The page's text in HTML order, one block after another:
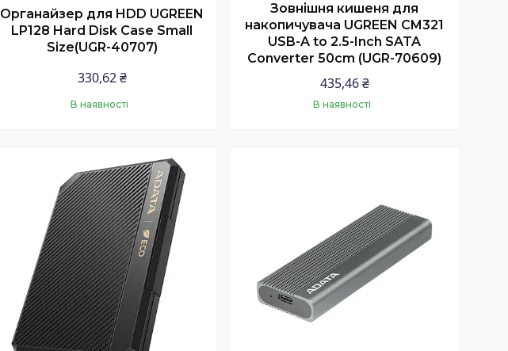
Органайзер для HDD UGREEN
LP128 Hard Disk Case Small
Size(UGR-40707)
330,62 ₴
В наявності
Зовнішня кишеня для
накопичувача UGREEN CM321
USB-A to 2.5-Inch SATA
Converter 50cm (UGR-70609)
435,46 ₴
В наявності